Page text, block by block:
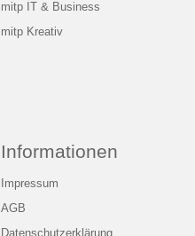
mitp IT & Business
mitp Kreativ
Informationen
Impressum
AGB
Datenschutzerklärung